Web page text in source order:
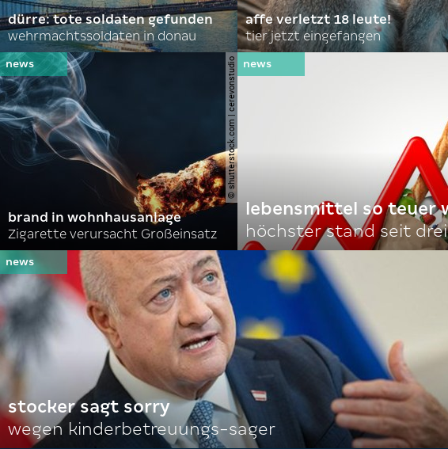
dürre: tote soldaten gefunden
wehrmachtssoldaten in donau
affe verletzt 18 leute!
tier jetzt eingefangen
© shutterstock.com | cerevonstudio
brand in wohnhausanlage
Zigarette verursacht Großeinsatz
lebensmittel so teuer
höchster stand seit
stocker sagt sorry
wegen kinderbetreuungs-sager